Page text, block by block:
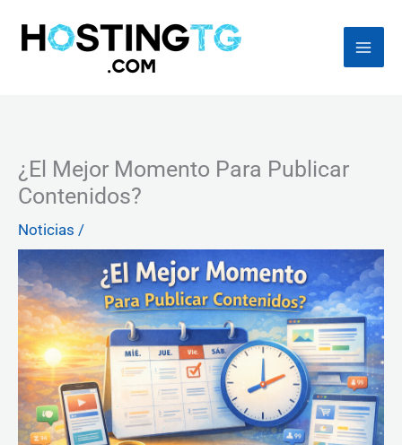
¿El Mejor Momento Para Publicar
Contenidos?
Noticias /